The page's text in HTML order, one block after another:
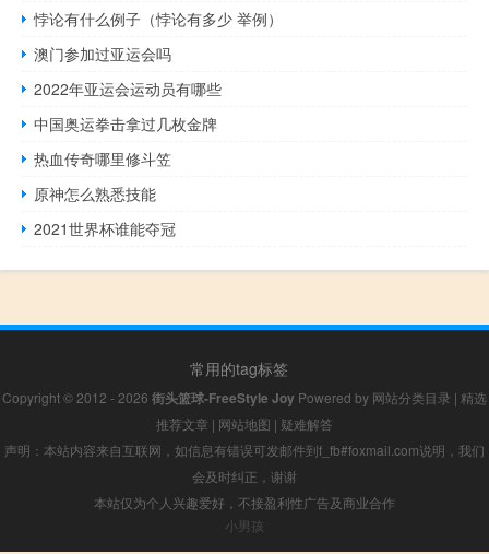
悖论有什么例子（悖论有多少 举例）
澳门参加过亚运会吗
2022年亚运会运动员有哪些
中国奥运拳击拿过几枚金牌
热血传奇哪里修斗笠
原神怎么熟悉技能
2021世界杯谁能夺冠
常用的tag标签
Copyright © 2012 - 2026 街头篮球-FreeStyle Joy Powered by 网站分类目录 | 精选
推荐文章 | 网站地图 | 疑难解答
声明：本站内容来自互联网，如信息有错误可发邮件到f_fb#foxmail.com说明，我们
会及时纠正，谢谢
本站仅为个人兴趣爱好，不接盈利性广告及商业合作
小男孩